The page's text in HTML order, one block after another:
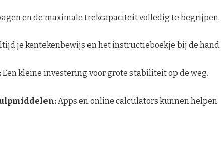
en de maximale trekcapaciteit volledig te begrijpen.
je kentekenbewijs en het instructieboekje bij de hand.
Een kleine investering voor grote stabiliteit op de weg.
Apps en online calculators kunnen helpen